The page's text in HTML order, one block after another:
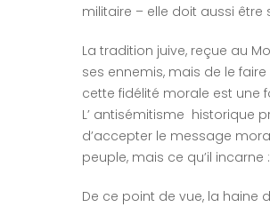
militaire – elle doit aussi être
La tradition juive, reçue au
ses ennemis, mais de le
cette fidélité morale est une
L’ antisémitisme historique
d’accepter le message
peuple, mais ce qu’il
De ce point de vue, la haine